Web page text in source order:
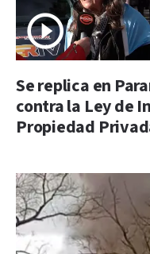
Se replica en
contra la Ley de
Propiedad